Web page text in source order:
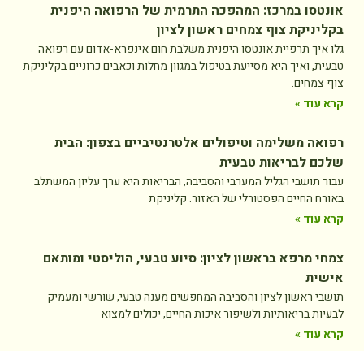
אונטסו במרכז: המהפכה התרמית של הרפואה היפנית
בקליניקת צוף צמחים ראשון לציון
גלו איך תרפיית אונטסו היפנית משלבת חום אינפרא-אדום עם רפואה
טבעית, ואיך היא מסייעת בטיפול במגוון מחלות וכאבים כרוניים בקליניקת
צוף צמחים.
קרא עוד »
רפואה משלימה וטיפולים אלטרנטיביים בצפון: הבית
שלכם לבריאות טבעית
עבור תושבי הגליל המערבי והסביבה, הבריאות היא ערך עליון המשתלב
באורח החיים הפסטורלי של האזור. קליניקת
קרא עוד »
צמחי מרפא בראשון לציון: סיוע טבעי, הוליסטי ומותאם
אישית
תושבי ראשון לציון והסביבה המחפשים מענה טבעי, שורשי ומעמיק
לבעיות בריאותיות ולשיפור איכות החיים, יכולים למצוא
קרא עוד »